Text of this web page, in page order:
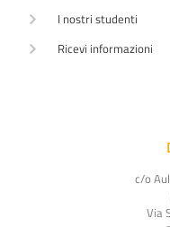
I nostri studenti
Ricevi informazioni
c/o
Via